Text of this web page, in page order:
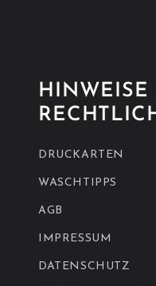
HINWEISE
DRUCKARTEN
WASCHTIPPS
AGB
IMPRESSUM
DATENSCHUTZ